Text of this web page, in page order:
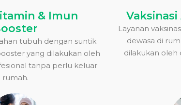
& Imun
tubuh dengan suntik
yang dilakukan oleh
tanpa perlu keluar
rumah.
Vaksinasi
Layanan
dewasa di
dilakukan